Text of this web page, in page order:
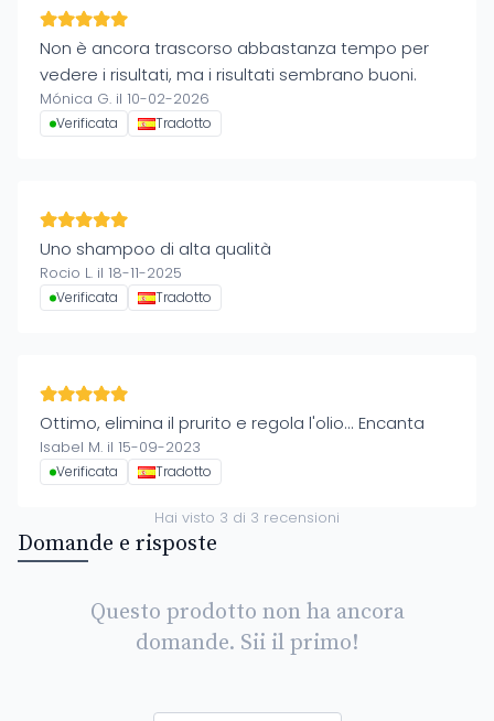
Non è ancora trascorso abbastanza tempo per
vedere i risultati, ma i risultati sembrano buoni.
Mónica G. il 10-02-2026
Verificata Tradotto
Uno shampoo di alta qualità
Rocio L. il 18-11-2025
Verificata Tradotto
Ottimo, elimina il prurito e regola l'olio... Encanta
Isabel M. il 15-09-2023
Verificata Tradotto
Hai visto 3 di 3 recensioni
Domande e risposte
Questo prodotto non ha ancora
domande. Sii il primo!